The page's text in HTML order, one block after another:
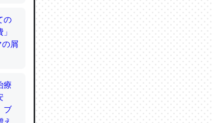
で
キ